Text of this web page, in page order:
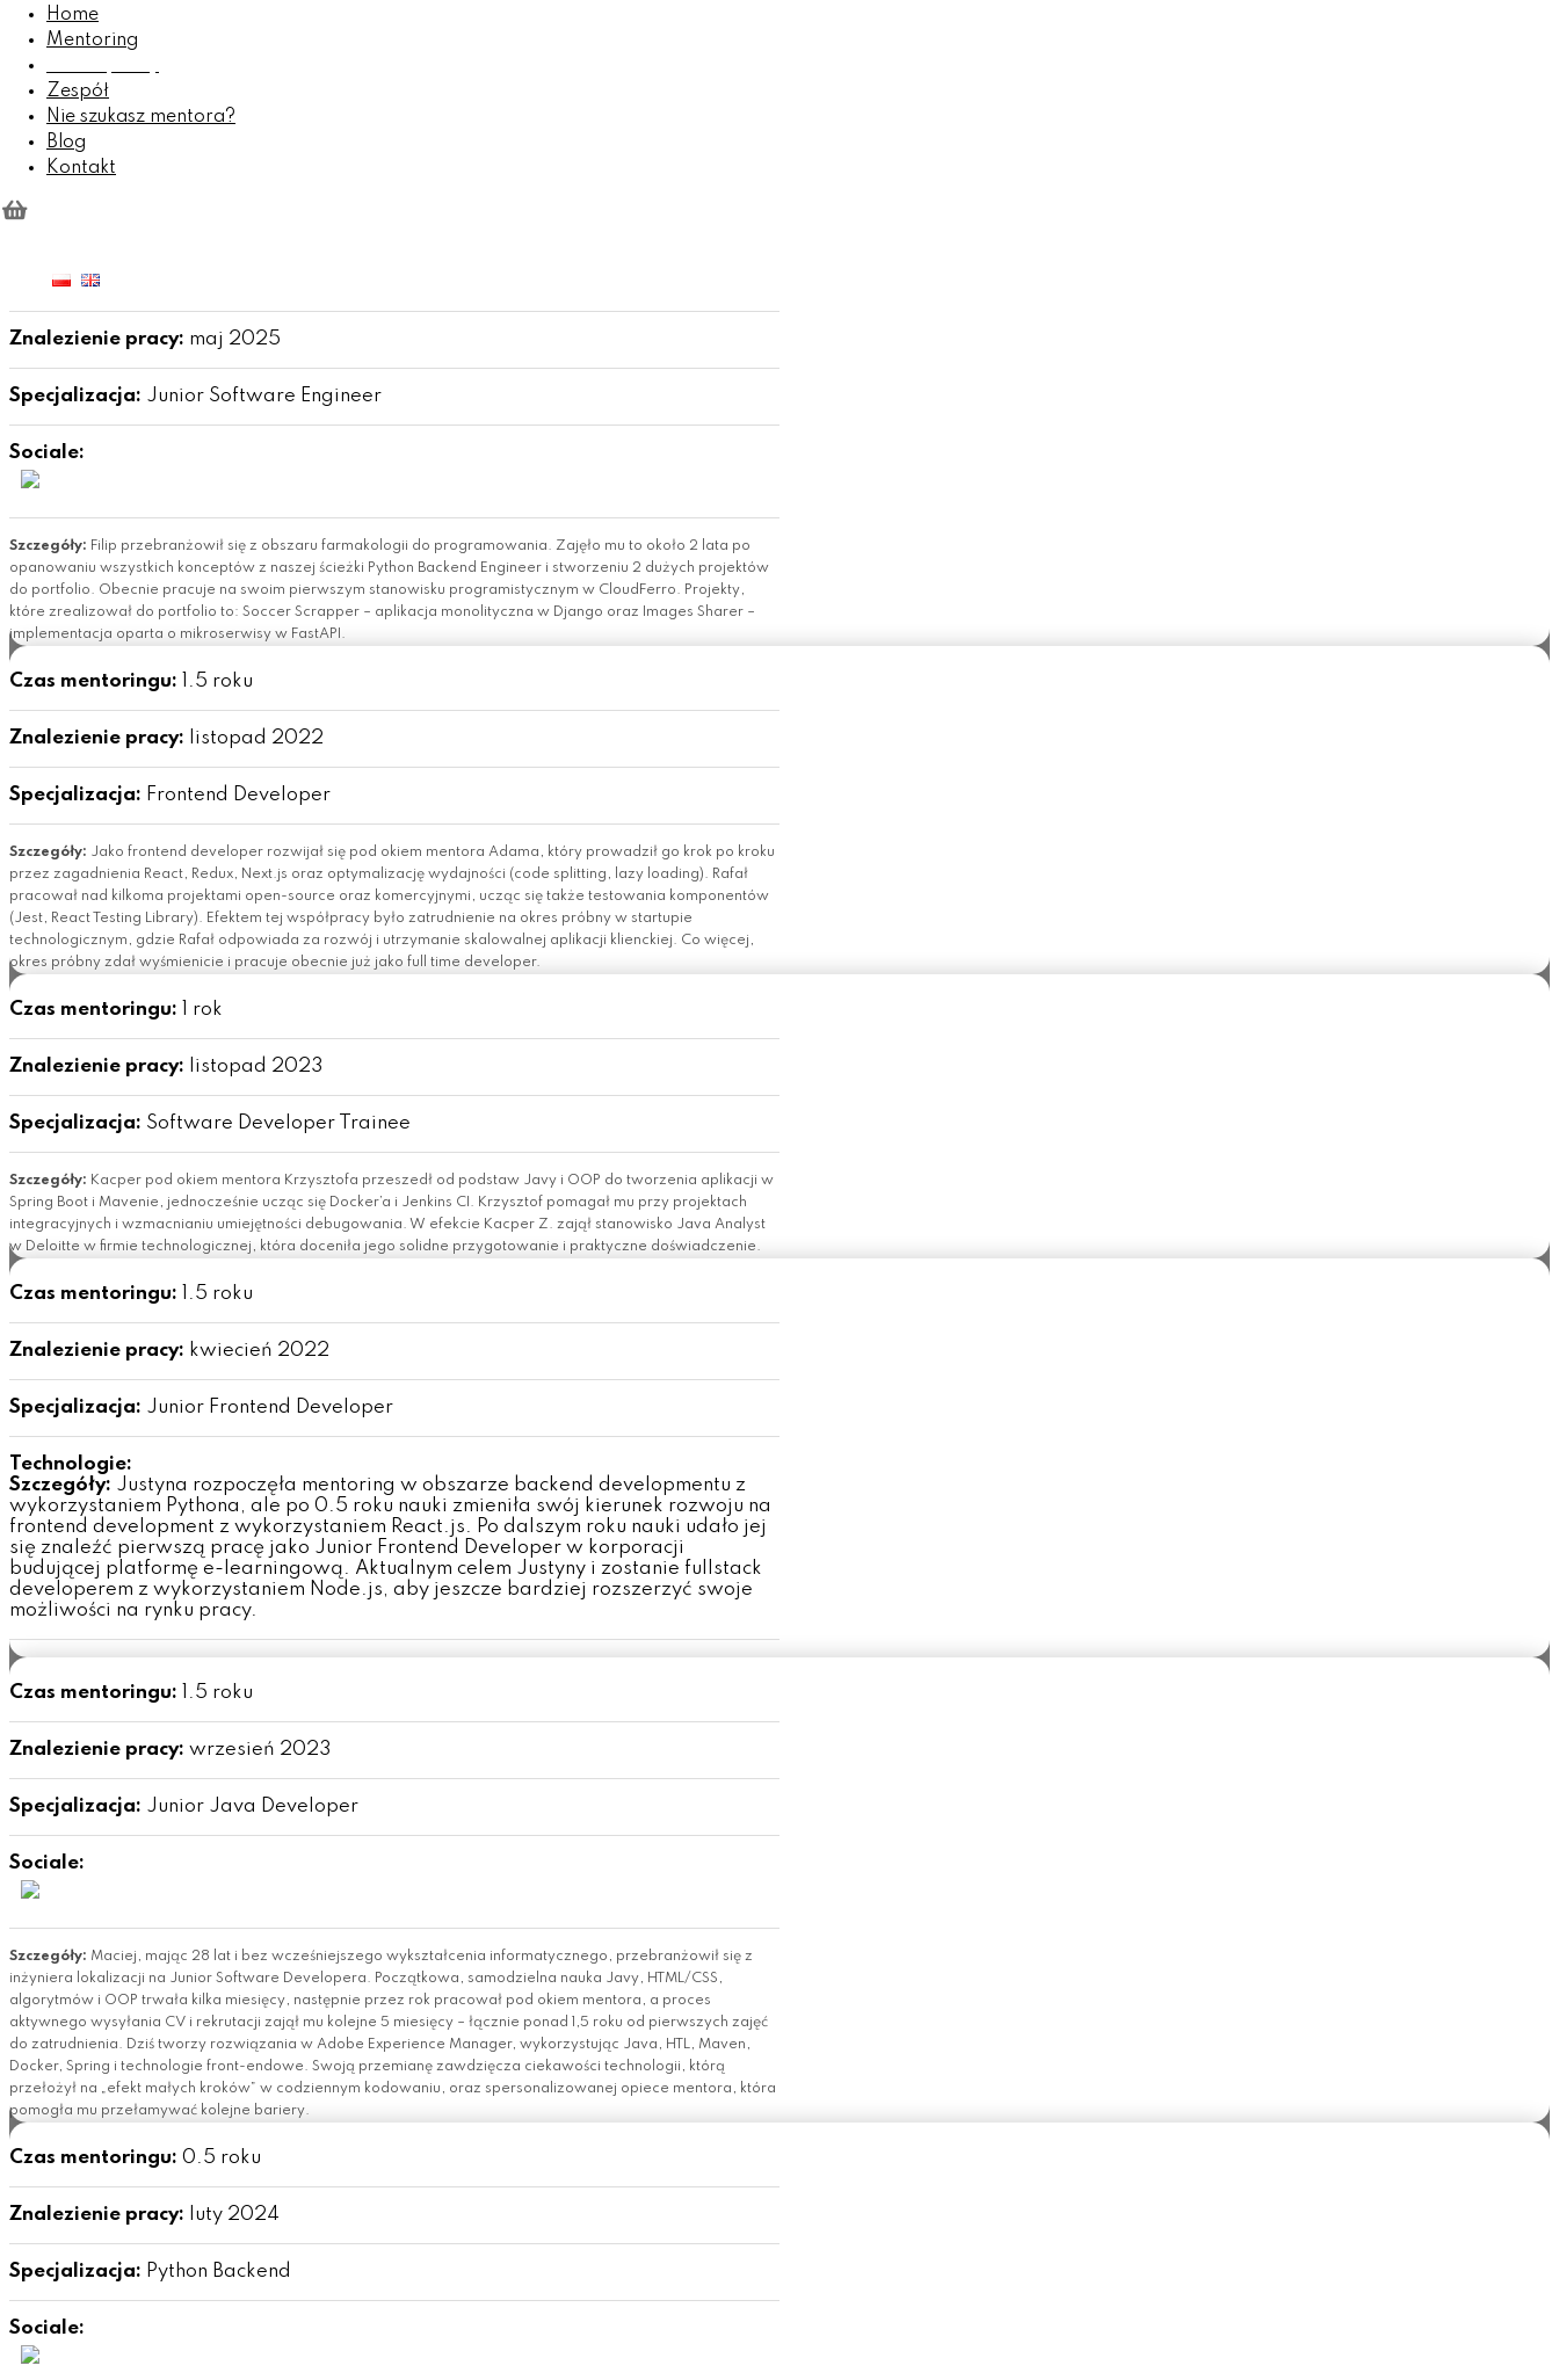
Home
Mentoring
Zespół
Nie szukasz mentora?
Blog
Kontakt
Czas mentoringu:
Znalezienie pracy: maj 2025
Specjalizacja: Junior Software Engineer
Sociale:
Szczegóły: Filip przebranżowił się z obszaru farmakologii do programowania. Zajęło mu to około 2 lata po
opanowaniu wszystkich konceptów z naszej ścieżki Python Backend Engineer i stworzeniu 2 dużych projektów
do portfolio. Obecnie pracuje na swoim pierwszym stanowisku programistycznym w CloudFerro. Projekty,
które zrealizował do portfolio to: Soccer Scrapper – aplikacja monolityczna w Django oraz Images Sharer –
implementacja oparta o mikroserwisy w FastAPI.
Czas mentoringu: 1.5 roku
Znalezienie pracy: listopad 2022
Specjalizacja: Frontend Developer
Szczegóły: Jako frontend developer rozwijał się pod okiem mentora Adama, który prowadził go krok po kroku
przez zagadnienia React, Redux, Next.js oraz optymalizację wydajności (code splitting, lazy loading). Rafał
pracował nad kilkoma projektami open-source oraz komercyjnymi, ucząc się także testowania komponentów
(Jest, React Testing Library). Efektem tej współpracy było zatrudnienie na okres próbny w startupie
technologicznym, gdzie Rafał odpowiada za rozwój i utrzymanie skalowalnej aplikacji klienckiej. Co więcej,
okres próbny zdał wyśmienicie i pracuje obecnie już jako full time developer.
Czas mentoringu: 1 rok
Znalezienie pracy: listopad 2023
Specjalizacja: Software Developer Trainee
Szczegóły: Kacper pod okiem mentora Krzysztofa przeszedł od podstaw Javy i OOP do tworzenia aplikacji w
Spring Boot i Mavenie, jednocześnie ucząc się Docker’a i Jenkins CI. Krzysztof pomagał mu przy projektach
integracyjnych i wzmacnianiu umiejętności debugowania. W efekcie Kacper Z. zajął stanowisko Java Analyst
w Deloitte w firmie technologicznej, która doceniła jego solidne przygotowanie i praktyczne doświadczenie.
Czas mentoringu: 1.5 roku
Znalezienie pracy: kwiecień 2022
Specjalizacja: Junior Frontend Developer
Technologie:
Szczegóły: Justyna rozpoczęła mentoring w obszarze backend developmentu z
wykorzystaniem Pythona, ale po 0.5 roku nauki zmieniła swój kierunek rozwoju na
frontend development z wykorzystaniem React.js. Po dalszym roku nauki udało jej
się znaleźć pierwszą pracę jako Junior Frontend Developer w korporacji
budującej platformę e-learningową. Aktualnym celem Justyny i zostanie fullstack
developerem z wykorzystaniem Node.js, aby jeszcze bardziej rozszerzyć swoje
możliwości na rynku pracy.
Czas mentoringu: 1.5 roku
Znalezienie pracy: wrzesień 2023
Specjalizacja: Junior Java Developer
Sociale:
Szczegóły: Maciej, mając 28 lat i bez wcześniejszego wykształcenia informatycznego, przebranżowił się z
inżyniera lokalizacji na Junior Software Developera. Początkowa, samodzielna nauka Javy, HTML/CSS,
algorytmów i OOP trwała kilka miesięcy, następnie przez rok pracował pod okiem mentora, a proces
aktywnego wysyłania CV i rekrutacji zajął mu kolejne 5 miesięcy – łącznie ponad 1,5 roku od pierwszych zajęć
do zatrudnienia. Dziś tworzy rozwiązania w Adobe Experience Manager, wykorzystując Java, HTL, Maven,
Docker, Spring i technologie front-endowe. Swoją przemianę zawdzięcza ciekawości technologii, którą
przełożył na „efekt małych kroków” w codziennym kodowaniu, oraz spersonalizowanej opiece mentora, która
pomogła mu przełamywać kolejne bariery.
Czas mentoringu: 0.5 roku
Znalezienie pracy: luty 2024
Specjalizacja: Python Backend
Sociale: